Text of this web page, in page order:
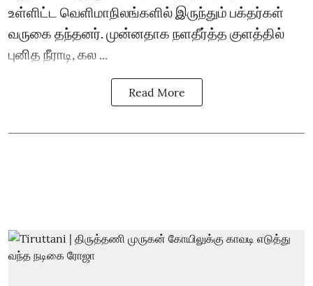
உள்ளிட்ட வெளிமாநிலங்களில் இருந்தும் பக்தர்கள்
வருகை தந்தனர். முன்னதாக நளதீர்த்த குளத்தில்
புனித நீராடி, கல ...
Read More